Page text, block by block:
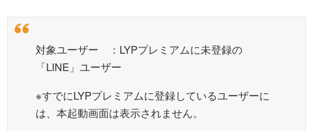
対象ユーザー ：LYPプレミアムに未登録の
「LINE」ユーザー
※すでにLYPプレミアムに登録しているユーザーに
は、本起動画面は表示されません。